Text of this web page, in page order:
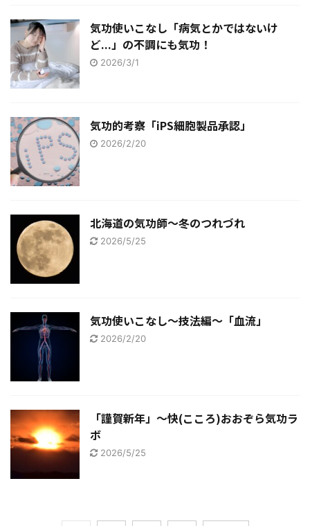
気功使いこなし「病気とかではないけ
ど...」の不調にも気功！
2026/3/1
気功的考察「iPS細胞製品承認」
2026/2/20
北海道の気功師～冬のつれづれ
2026/5/25
気功使いこなし～技法編～「血流」
2026/2/20
「謹賀新年」～快(こころ)おおぞら気功ラ
ボ
2026/5/25